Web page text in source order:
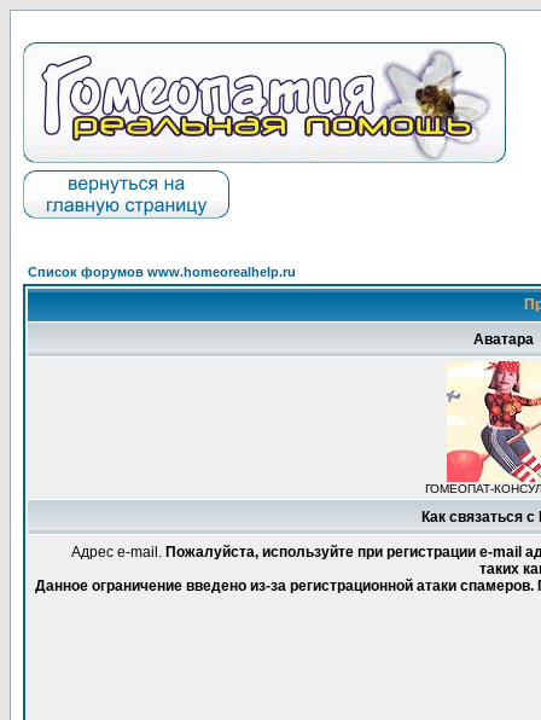
Список форумов www.homeorealhelp.ru
Аватара
ГОМЕОПАТ-
Как связаться с
Адрес e-mail. Пожалуйста, используйте при регистрации e-mail
таких
Данное ограничение введено из-за регистрационной атаки